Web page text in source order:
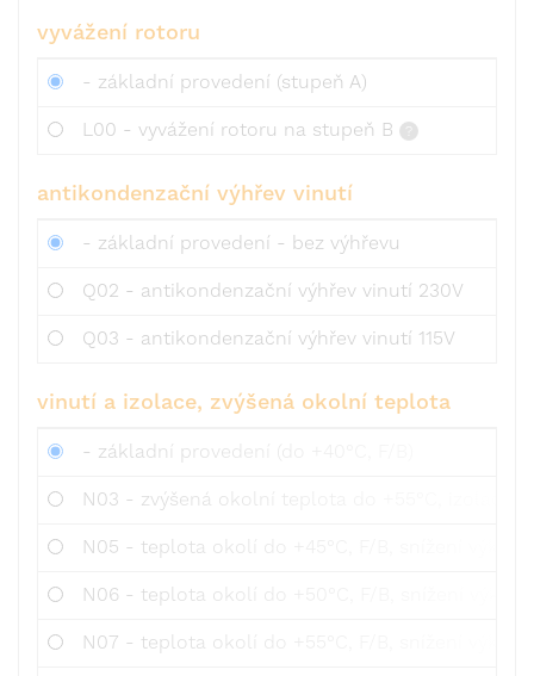
vyvážení rotoru
- základní provedení (stupeň A)
L00 - vyvážení rotoru na stupeň B
antikondenzační výhřev vinutí
- základní provedení - bez výhřevu
Q02 - antikondenzační výhřev vinutí 230V
Q03 - antikondenzační výhřev vinutí 115V
vinutí a izolace, zvýšená okolní teplota
- základní provedení (do +40°C, F/B)
N03 - zvýšená okolní teplota do +55°C, izolace
N05 - teplota okolí do +45°C, F/B, snížení
N06 - teplota okolí do +50°C, F/B, snížení
N07 - teplota okolí do +55°C, F/B, snížení